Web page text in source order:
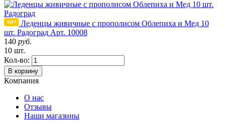
Леденцы живичные с прополисом Облепиха и Мед 10
шт. Радоград Арт. 10008
140 руб.
10 шт.
Кол-во:
В корзину
Компания
О нас
Отзывы
Наши магазины